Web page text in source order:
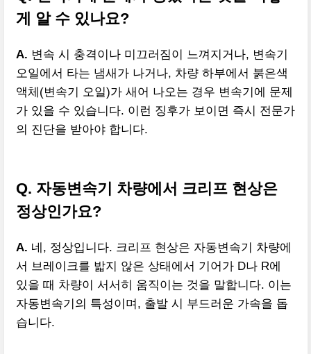
게 알 수 있나요?
A. 변속 시 충격이나 미끄러짐이 느껴지거나, 변속기
오일에서 타는 냄새가 나거나, 차량 하부에서 붉은색
액체(변속기 오일)가 새어 나오는 경우 변속기에 문제
가 있을 수 있습니다. 이런 징후가 보이면 즉시 전문가
의 진단을 받아야 합니다.
Q. 자동변속기 차량에서 크리프 현상은
정상인가요?
A. 네, 정상입니다. 크리프 현상은 자동변속기 차량에
서 브레이크를 밟지 않은 상태에서 기어가 D나 R에
있을 때 차량이 서서히 움직이는 것을 말합니다. 이는
자동변속기의 특성이며, 출발 시 부드러운 가속을 돕
습니다.